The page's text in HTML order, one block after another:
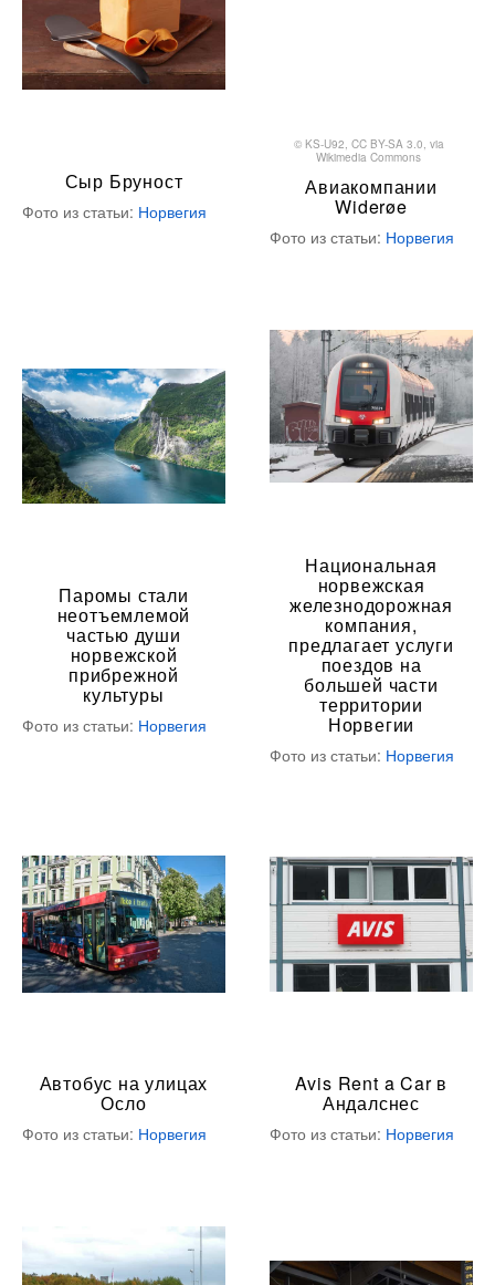
Сыр Бруност
Фото из статьи: Норвегия
© KS-U92, CC BY-SA 3.0, via
Wikimedia Commons
Авиакомпании
Widerøe
Фото из статьи: Норвегия
Паромы стали
неотъемлемой
частью души
норвежской
прибрежной
культуры
Фото из статьи: Норвегия
Национальная
норвежская
железнодорожная
компания,
предлагает услуги
поездов на
большей части
территории
Норвегии
Фото из статьи: Норвегия
Автобус на улицах
Осло
Фото из статьи: Норвегия
Avis Rent a Car в
Андалснес
Фото из статьи: Норвегия